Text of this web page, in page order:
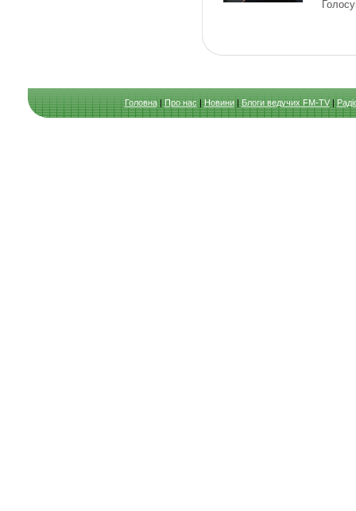
Головна|Про нас|Новини|Блоги ведучих FM-TV|